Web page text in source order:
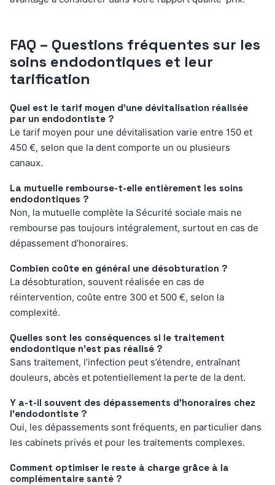
FAQ – Questions fréquentes sur les
soins endodontiques et leur
tarification
Quel est le tarif moyen d’une dévitalisation réalisée
par un endodontiste ?
Le tarif moyen pour une dévitalisation varie entre 150 et
450 €, selon que la dent comporte un ou plusieurs
canaux.
La mutuelle rembourse-t-elle entièrement les soins
endodontiques ?
Non, la mutuelle complète la Sécurité sociale mais ne
rembourse pas toujours intégralement, surtout en cas de
dépassement d’honoraires.
Combien coûte en général une désobturation ?
La désobturation, souvent réalisée en cas de
réintervention, coûte entre 300 et 500 €, selon la
complexité.
Quelles sont les conséquences si le traitement
endodontique n’est pas réalisé ?
Sans traitement, l’infection peut s’étendre, entraînant
douleurs, abcès et potentiellement la perte de la dent.
Y a-t-il souvent des dépassements d’honoraires chez
l’endodontiste ?
Oui, les dépassements sont fréquents, en particulier dans
les cabinets privés et pour les traitements complexes.
Comment optimiser le reste à charge grâce à la
complémentaire santé ?